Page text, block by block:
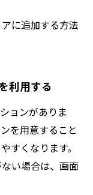
に追加する方法
利用する
ョンがありま
を用意すること
すくなります。
い場合は、画面